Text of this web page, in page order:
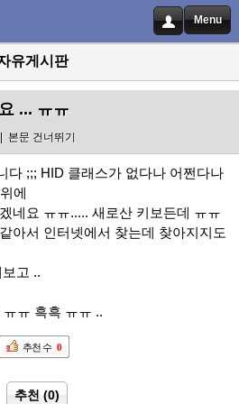
Menu
유게시판
... ㅠㅠ
본문 건너뛰기
다 ;;; HID 클래스가 없다나 어쩐다나
에
네요 ㅠㅠ..... 새로산 키보든데 ㅠㅠ
아서 인터넷에서 찾는데 찾아지지도
고 ..
ㅠ 흑흑 ㅠㅠ ..
추천 수 0
추천 (0)